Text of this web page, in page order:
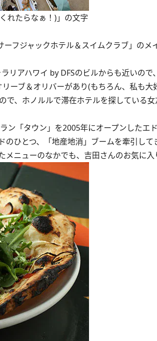
れたらなぁ！)」の文字
フジャックホテル＆スイムクラブ」のメ
リアハワイ by DFSのビルからも近いの
ーブ＆オリバーがあり(もちろん、私も
で、ホノルルで滞在ホテルを探している
ン「タウン」を2005年にオープンしたエ
ひとつ、「地産地消」ブームを牽引して
ニューのなかでも、吉田さんのお気に入